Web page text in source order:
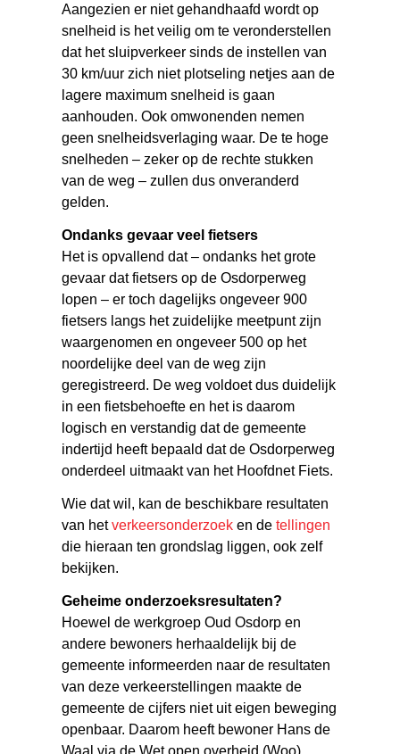
Aangezien er niet gehandhaafd wordt op
snelheid is het veilig om te veronderstellen
dat het sluipverkeer sinds de instellen van
30 km/uur zich niet plotseling netjes aan de
lagere maximum snelheid is gaan
aanhouden. Ook omwonenden nemen
geen snelheidsverlaging waar. De te hoge
snelheden – zeker op de rechte stukken
van de weg – zullen dus onveranderd
gelden.
Ondanks gevaar veel fietsers
Het is opvallend dat – ondanks het grote
gevaar dat fietsers op de Osdorperweg
lopen – er toch dagelijks ongeveer 900
fietsers langs het zuidelijke meetpunt zijn
waargenomen en ongeveer 500 op het
noordelijke deel van de weg zijn
geregistreerd. De weg voldoet dus duidelijk
in een fietsbehoefte en het is daarom
logisch en verstandig dat de gemeente
indertijd heeft bepaald dat de Osdorperweg
onderdeel uitmaakt van het Hoofdnet Fiets.
Wie dat wil, kan de beschikbare resultaten
van hetverkeersonderzoek en detellingen
die hieraan ten grondslag liggen, ook zelf
bekijken.
Geheime onderzoeksresultaten?
Hoewel de werkgroep Oud Osdorp en
andere bewoners herhaaldelijk bij de
gemeente informeerden naar de resultaten
van deze verkeerstellingen maakte de
gemeente de cijfers niet uit eigen beweging
openbaar. Daarom heeft bewoner Hans de
Waal via de Wet open overheid (Woo)